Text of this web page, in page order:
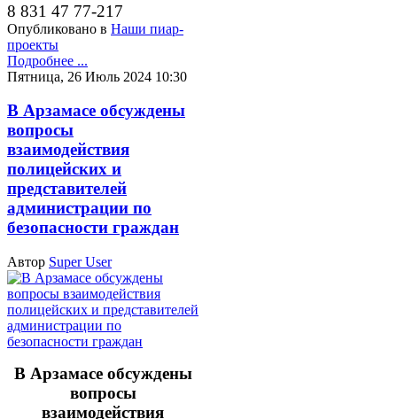
8 831 47 77-217
Опубликовано в Наши пиар-
проекты
Подробнее ...
Пятница, 26 Июль 2024 10:30
В Арзамасе обсуждены
вопросы
взаимодействия
полицейских и
представителей
администрации по
безопасности граждан
Автор Super User
В Арзамасе обсуждены
вопросы
взаимодействия